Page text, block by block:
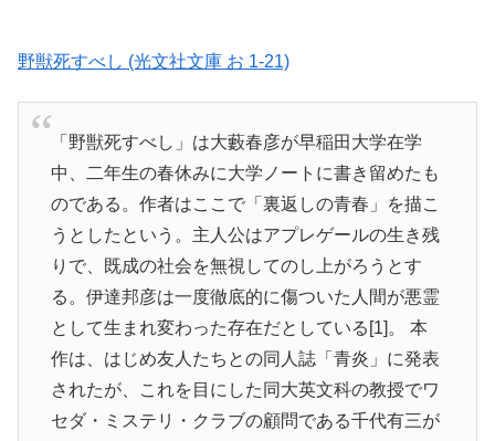
野獣死すべし (光文社文庫 お 1-21)
「野獣死すべし」は大藪春彦が早稲田大学在学
中、二年生の春休みに大学ノートに書き留めたも
のである。作者はここで「裏返しの青春」を描こ
うとしたという。主人公はアプレゲールの生き残
りで、既成の社会を無視してのし上がろうとす
る。伊達邦彦は一度徹底的に傷ついた人間が悪霊
として生まれ変わった存在だとしている[1]。 本
作は、はじめ友人たちとの同人誌「青炎」に発表
されたが、これを目にした同大英文科の教授でワ
セダ・ミステリ・クラブの顧問である千代有三が